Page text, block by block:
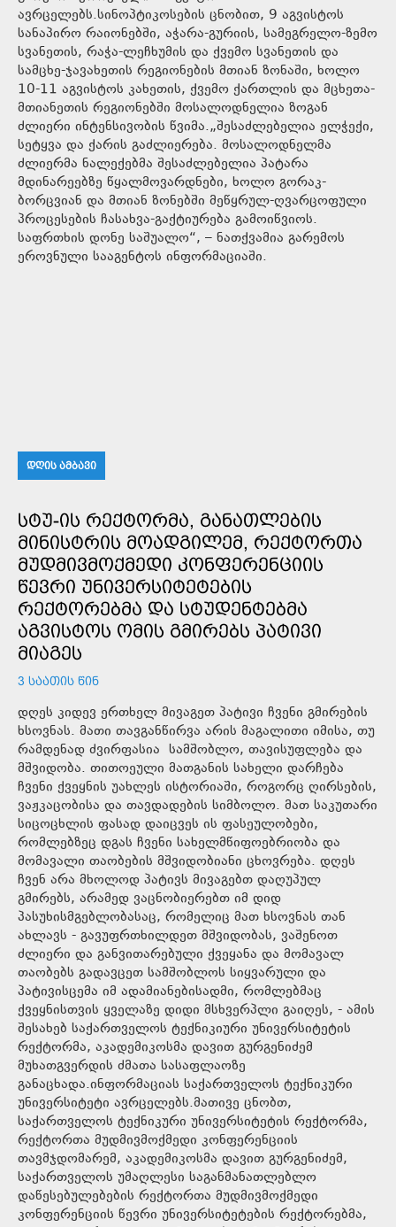
ავრცელებს.სინოპტიკოსების ცნობით, 9 აგვისტოს
სანაპირო რაიონებში, აჭარა-გურიის, სამეგრელო-ზემო
სვანეთის, რაჭა-ლეჩხუმის და ქვემო სვანეთის და
სამცხე-ჯავახეთის რეგიონების მთიან ზონაში, ხოლო
10-11 აგვისტოს კახეთის, ქვემო ქართლის და მცხეთა-
მთიანეთის რეგიონებში მოსალოდნელია ზოგან
ძლიერი ინტენსივობის წვიმა.„შესაძლებელია ელჭექი,
სეტყვა და ქარის გაძლიერება. მოსალოდნელმა
ძლიერმა ნალექებმა შესაძლებელია პატარა
მდინარეებზე წყალმოვარდნები, ხოლო გორაკ-
ბორცვიან და მთიან ზონებში მეწყრულ-ღვარცოფული
პროცესების ჩასახვა-გაქტიურება გამოიწვიოს.
საფრთხის დონე საშუალო“, – ნათქვამია გარემოს
ეროვნული სააგენტოს ინფორმაციაში.
ᲓᲦᲘᲡ ᲐᲛᲑᲐᲕᲘ
ᲡᲢᲣ-ᲘᲡ ᲠᲔᲥᲢᲝᲠᲛᲐ, ᲒᲐᲜᲐᲗᲚᲔᲑᲘᲡ
ᲛᲘᲜᲘᲡᲢᲠᲘᲡ ᲛᲝᲐᲓᲒᲘᲚᲔᲛ, ᲠᲔᲥᲢᲝᲠᲗᲐ
ᲛᲣᲓᲛᲘᲕᲛᲝᲥᲛᲔᲓᲘ ᲙᲝᲜᲤᲔᲠᲔᲜᲪᲘᲘᲡ
ᲬᲔᲕᲠᲘ ᲣᲜᲘᲕᲔᲠᲡᲘᲢᲔᲢᲔᲑᲘᲡ
ᲠᲔᲥᲢᲝᲠᲔᲑᲛᲐ ᲓᲐ ᲡᲢᲣᲓᲔᲜᲢᲔᲑᲛᲐ
ᲐᲒᲕᲘᲡᲢᲝᲡ ᲝᲛᲘᲡ ᲒᲛᲘᲠᲔᲑᲡ ᲞᲐᲢᲘᲕᲘ
ᲛᲘᲐᲒᲔᲡ
3 ᲡᲐᲐᲗᲘᲡ ᲬᲘᲜ
დღეს კიდევ ერთხელ მივაგეთ პატივი ჩვენი გმირების
ხსოვნას. მათი თავგანწირვა არის მაგალითი იმისა, თუ
რამდენად ძვირფასია სამშობლო, თავისუფლება და
მშვიდობა. თითოეული მათგანის სახელი დარჩება
ჩვენი ქვეყნის უახლეს ისტორიაში, როგორც ღირსების,
ვაჟკაცობისა და თავდადების სიმბოლო. მათ საკუთარი
სიცოცხლის ფასად დაიცვეს ის ფასეულობები,
რომლებზეც დგას ჩვენი სახელმწიფოებრიობა და
მომავალი თაობების მშვიდობიანი ცხოვრება. დღეს
ჩვენ არა მხოლოდ პატივს მივაგებთ დაღუპულ
გმირებს, არამედ ვაცნობიერებთ იმ დიდ
პასუხისმგებლობასაც, რომელიც მათ ხსოვნას თან
ახლავს - გავუფრთხილდეთ მშვიდობას, ვაშენოთ
ძლიერი და განვითარებული ქვეყანა და მომავალ
თაობებს გადავცეთ სამშობლოს სიყვარული და
პატივისცემა იმ ადამიანებისადმი, რომლებმაც
ქვეყნისთვის ყველაზე დიდი მსხვერპლი გაიღეს, - ამის
შესახებ საქართველოს ტექნიკიური უნივერსიტეტის
რექტორმა, აკადემიკოსმა დავით გურგენიძემ
მუხათგვერდის ძმათა სასაფლაოზე
განაცხადა.ინფორმაციას საქართველოს ტექნიკური
უნივერსიტეტი ავრცელებს.მათივე ცნობთ,
საქართველოს ტექნიკური უნივერსიტეტის რექტორმა,
რექტორთა მუდმივმოქმედი კონფერენციის
თავმჯდომარემ, აკადემიკოსმა დავით გურგენიძემ,
საქართველოს უმაღლესი საგანმანათლებლო
დაწესებულებების რექტორთა მუდმივმოქმედი
კონფერენციის წევრი უნივერსიტეტების რექტორებმა,